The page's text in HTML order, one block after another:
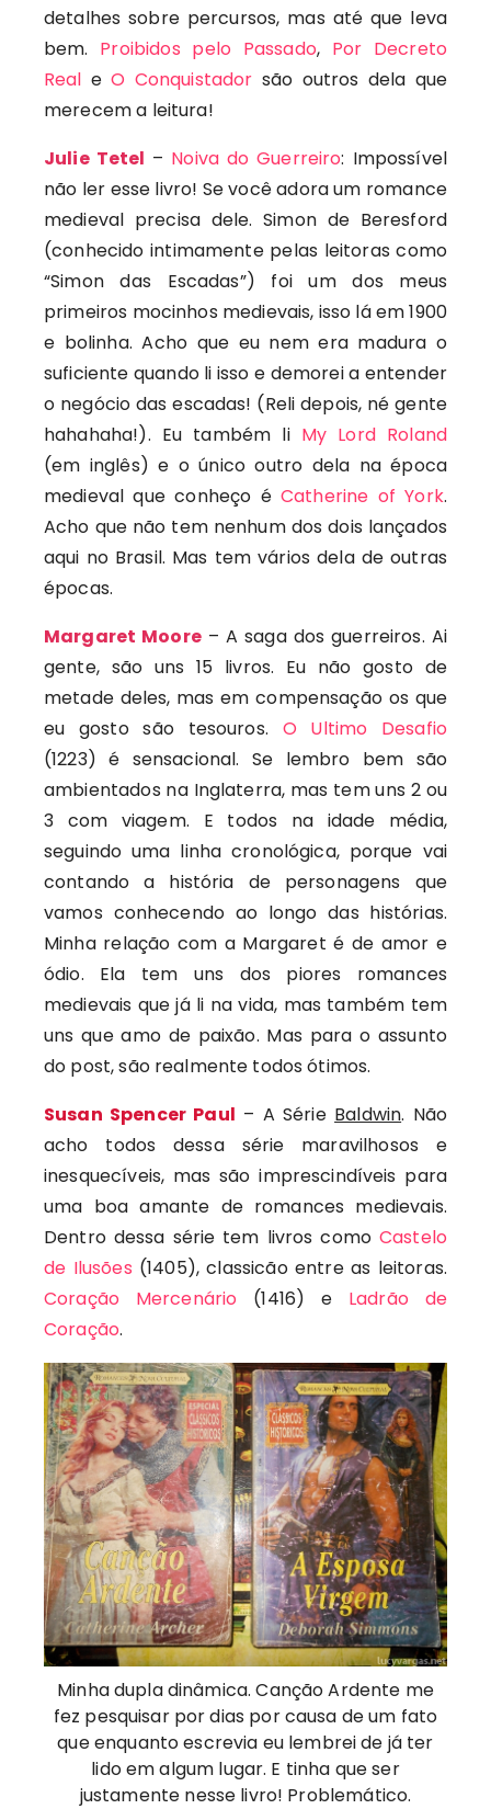
detalhes sobre percursos, mas até que leva
bem. Proibidos pelo Passado, Por Decreto
Real eO Conquistador são outros dela que
merecem a leitura!
Julie Tetel – Noiva do Guerreiro: Impossível
não ler esse livro! Se você adora um romance
medieval precisa dele. Simon de Beresford
(conhecido intimamente pelas leitoras como
“Simon das Escadas”) foi um dos meus
primeiros mocinhos medievais, isso lá em 1900
e bolinha. Acho que eu nem era madura o
suficiente quando li isso e demorei a entender
o negócio das escadas! (Reli depois, né gente
hahahaha!). Eu também li My Lord Roland
(em inglês) e o único outro dela na época
medieval que conheço éCatherine of York.
Acho que não tem nenhum dos dois lançados
aqui no Brasil. Mas tem vários dela de outras
épocas.
Margaret Moore– A saga dos guerreiros. Ai
gente, são uns 15 livros. Eu não gosto de
metade deles, mas em compensação os que
eu gosto são tesouros. O Ultimo Desafio
(1223) é sensacional. Se lembro bem são
ambientados na Inglaterra, mas tem uns 2 ou
3 com viagem. E todos na idade média,
seguindo uma linha cronológica, porque vai
contando a história de personagens que
vamos conhecendo ao longo das histórias.
Minha relação com a Margaret é de amor e
ódio. Ela tem uns dos piores romances
medievais que já li na vida, mas também tem
uns que amo de paixão. Mas para o assunto
do post, são realmente todos ótimos.
Susan Spencer Paul – A Série Baldwin. Não
acho todos dessa série maravilhosos e
inesquecíveis, mas são imprescindíveis para
uma boa amante de romances medievais.
Dentro dessa série tem livros como Castelo
de Ilusões (1405), classicão entre as leitoras.
Coração Mercenário (1416) e Ladrão de
Coração.
Minha dupla dinâmica. Canção Ardente me
fez pesquisar por dias por causa de um fato
que enquanto escrevia eu lembrei de já ter
lido em algum lugar. E tinha que ser
justamente nesse livro! Problemático.